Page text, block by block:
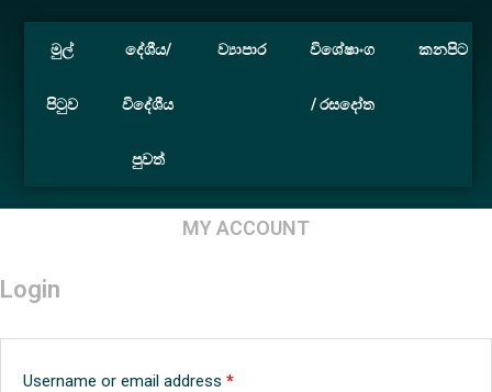
මුල්
පිටුව
දේශීය/
විදේශීය
පුවත්
ව්‍යාපාර විශේෂාංග
/ රසදෝත
කනපිට
MY ACCOUNT
Login
Username or email address *